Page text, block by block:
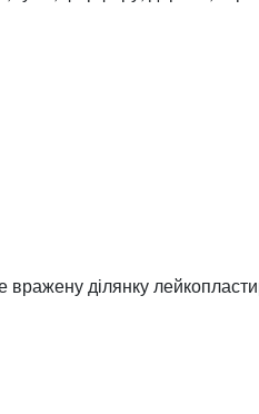
вражену ділянку